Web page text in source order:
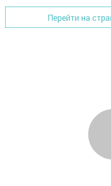
Перейти на